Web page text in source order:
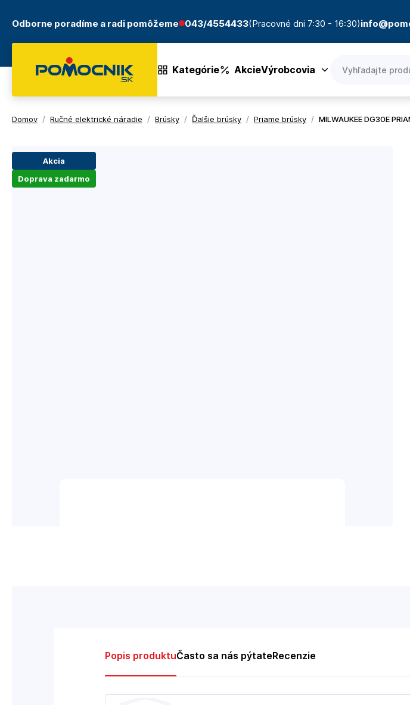
Odborne poradíme a radi pomôžeme 043/4554433(Pracovné dni 7:30 - 16:30)
Kategórie AkcieVýrobcovia
Domov / Ručné elektrické náradie / Brúsky / Ďalšie brúsky / Priame brúsky / MILWAUKEE DG30E
Akcia
Doprava zadarmo
Popis produktuČasto sa nás pýtateRecenzie